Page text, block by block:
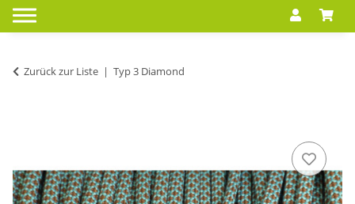
Zurück zur Liste Typ 3 Diamond